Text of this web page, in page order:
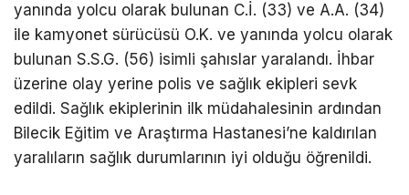
yanında yolcu olarak bulunan C.İ. (33) ve A.A. (34)
ile kamyonet sürücüsü O.K. ve yanında yolcu olarak
bulunan S.S.G. (56) isimli şahıslar yaralandı. İhbar
üzerine olay yerine polis ve sağlık ekipleri sevk
edildi. Sağlık ekiplerinin ilk müdahalesinin ardından
Bilecik Eğitim ve Araştırma Hastanesi’ne kaldırılan
yaralıların sağlık durumlarının iyi olduğu öğrenildi.